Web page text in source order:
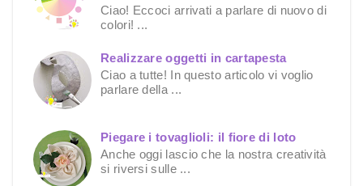
Ciao! Eccoci arrivati a parlare di nuovo di
colori! ...
Realizzare oggetti in cartapesta
Ciao a tutte! In questo articolo vi voglio
parlare della ...
Piegare i tovaglioli: il fiore di loto
Anche oggi lascio che la nostra creatività
si riversi sulle ...